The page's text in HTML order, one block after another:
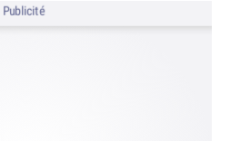
Publicité